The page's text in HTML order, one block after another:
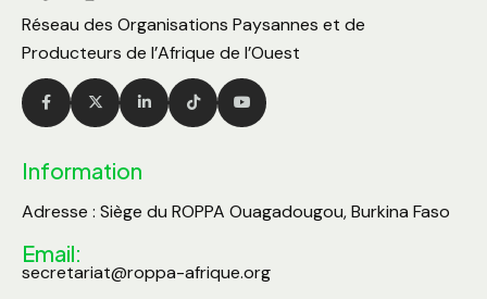
Réseau des Organisations Paysannes et de
Producteurs de l’Afrique de l’Ouest
Information
Adresse : Siège du ROPPA Ouagadougou, Burkina Faso
Email:
secretariat@roppa-afrique.org